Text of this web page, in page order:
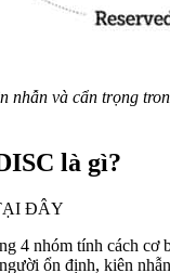
nhẫn và cẩn trọng
là gì?
ĐÂY
4 nhóm tính cách
ổn định, kiên